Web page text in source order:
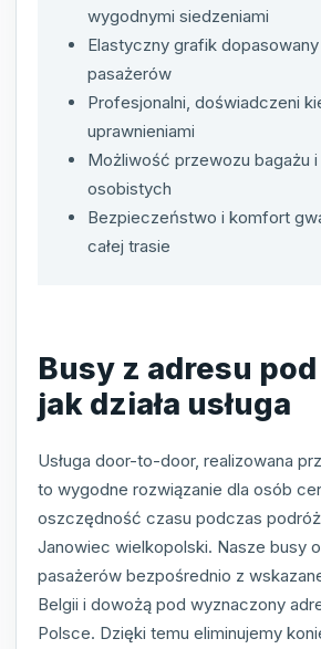
wygodnymi siedzeniami
Elastyczny grafik
pasażerów
Profesjonalni, doświadczeni
uprawnieniami
Możliwość przewozu bagażu
osobistych
Bezpieczeństwo i komfort
całej trasie
Busy z adresu
jak działa usługa
Usługa door-to-door, realizowana
to wygodne rozwiązanie dla osób
oszczędność czasu podczas
Janowiec wielkopolski. Nasze busy
pasażerów bezpośrednio z
Belgii i dowożą pod wyznaczony
Polsce. Dzięki temu eliminujemy